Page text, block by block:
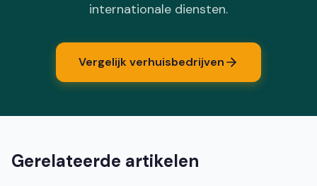
internationale diensten.
Vergelijk verhuisbedrijven
Gerelateerde artikelen